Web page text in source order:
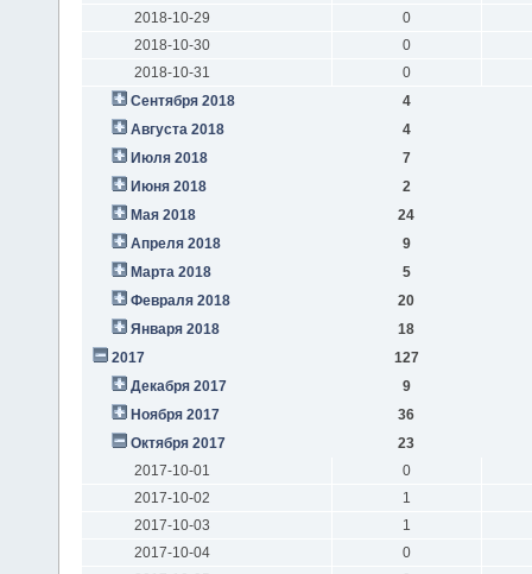
2018-10-29
0
2018-10-30
0
2018-10-31
0
Сентября 2018
4
Августа 2018
4
Июля 2018
7
Июня 2018
2
Мая 2018
24
Апреля 2018
9
Марта 2018
5
Февраля 2018
20
Января 2018
18
2017
127
Декабря 2017
9
Ноября 2017
36
Октября 2017
23
2017-10-01
0
2017-10-02
1
2017-10-03
1
2017-10-04
0